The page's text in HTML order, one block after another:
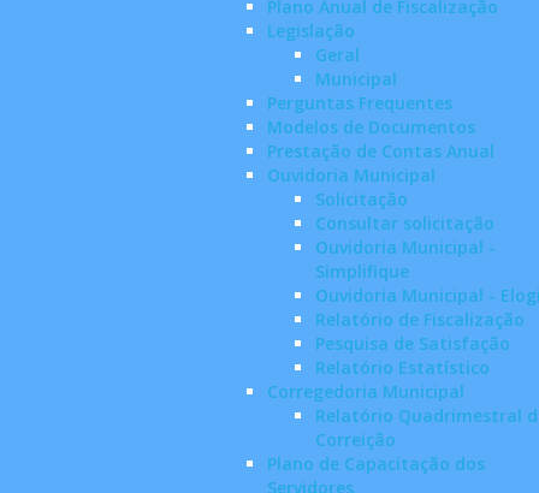
Plano Anual de Fiscalização
Legislação
Geral
Municipal
Perguntas Frequentes
Modelos de Documentos
Prestação de Contas Anual
Ouvidoria Municipal
Solicitação
Consultar solicitação
Ouvidoria Municipal -
Simplifique
Ouvidoria Municipal -
Relatório de Fiscalização
Pesquisa de Satisfação
Relatório Estatístico
Corregedoria Municipal
Relatório Quadrimestral
Correição
Plano de Capacitação dos
Servidores